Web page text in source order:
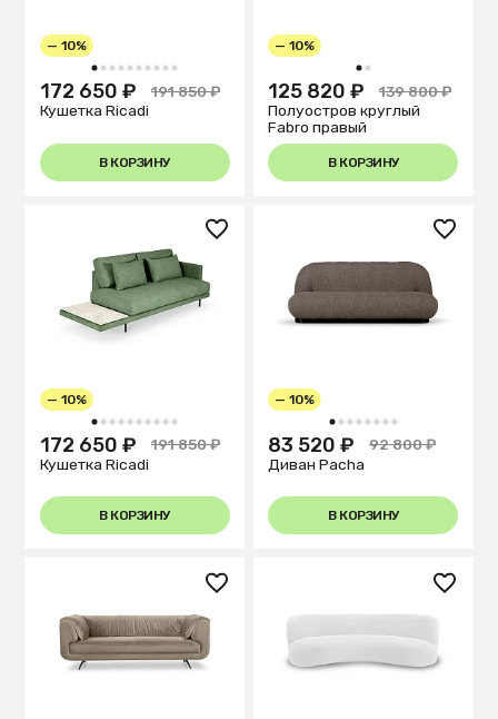
1 2 3 4 5 6 7 8 9 10
— 10%
172 650 ₽
191 850 ₽
Кушетка Ricadi
В КОРЗИНУ
1 2
— 10%
125 820 ₽
139 800 ₽
Полуостров круглый
Fabro правый
В КОРЗИНУ
1 2 3 4 5 6 7 8 9 10
— 10%
172 650 ₽
191 850 ₽
Кушетка Ricadi
В КОРЗИНУ
1 2 3 4 5 6 7 8
— 10%
83 520 ₽
92 800 ₽
Диван Pacha
В КОРЗИНУ